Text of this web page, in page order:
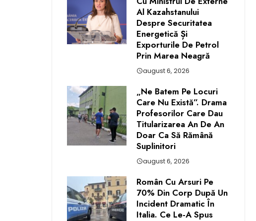
Al Kazahstanului
Despre Securitatea
Energetică Și
Exporturile De Petrol
Prin Marea Neagră
august 6, 2026
„Ne Batem Pe Locuri
Care Nu Există”. Drama
Profesorilor Care Dau
Titularizarea An De An
Doar Ca Să Rămână
Suplinitori
august 6, 2026
Român Cu Arsuri Pe
70% Din Corp După Un
Incident Dramatic În
Italia. Ce Le-A Spus